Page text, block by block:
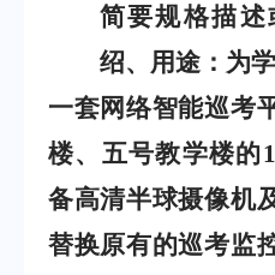
简要规格描
绍、用途：为
一套网络智能巡考
楼、五号教学楼的
备高清半球摄像机
替换原有的巡考监